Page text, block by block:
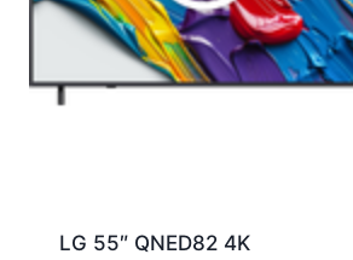
LG 55″ QNED82 4K